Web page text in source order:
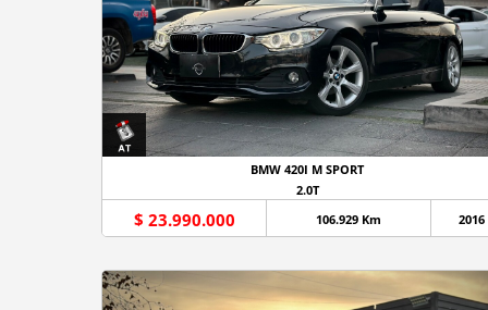
BMW 420I M SPORT
2.0T
$ 23.990.000 106.929 Km 2016